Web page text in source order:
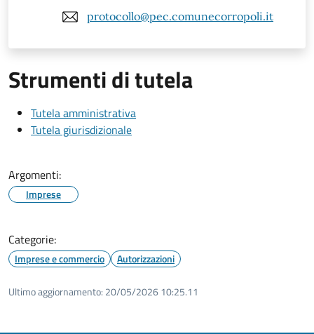
protocollo@pec.comunecorropoli.it
Strumenti di tutela
Tutela amministrativa
Tutela giurisdizionale
Argomenti:
Imprese
Categorie:
Imprese e commercio Autorizzazioni
Ultimo aggiornamento: 20/05/2026 10:25.11